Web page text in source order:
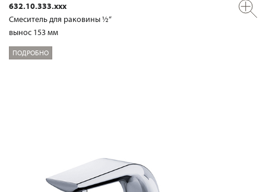
632.10.333.xxx
Смеситель для раковины ½“
вынос 153 мм
ПОДРОБНО